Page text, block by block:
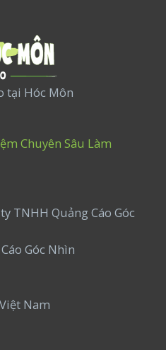
tại Hóc Môn
Chuyên Sâu Làm
TNHH Quảng Cáo Góc
Góc Nhìn
Nam